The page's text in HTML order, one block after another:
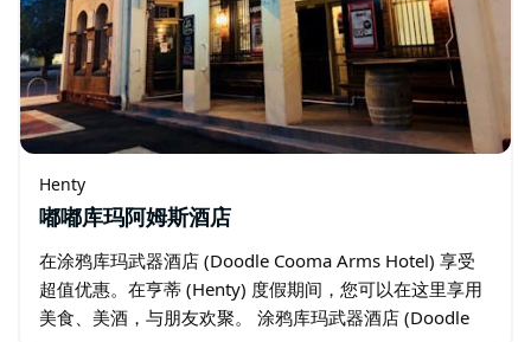
Henty
嘟嘟库玛阿姆斯酒店
在涂鸦库玛武器酒店 (Doodle Cooma Arms Hotel) 享受
超值优惠。在亨蒂 (Henty) 度假期间，您可以在这里享用
美食、美酒，与朋友欢聚。 涂鸦库玛武器酒店 (Doodle